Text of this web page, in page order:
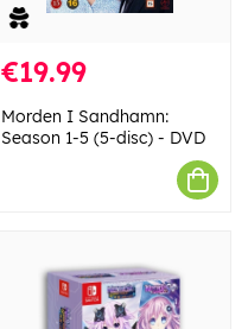
€19.99
Morden I Sandhamn:
Season 1-5 (5-disc) - DVD